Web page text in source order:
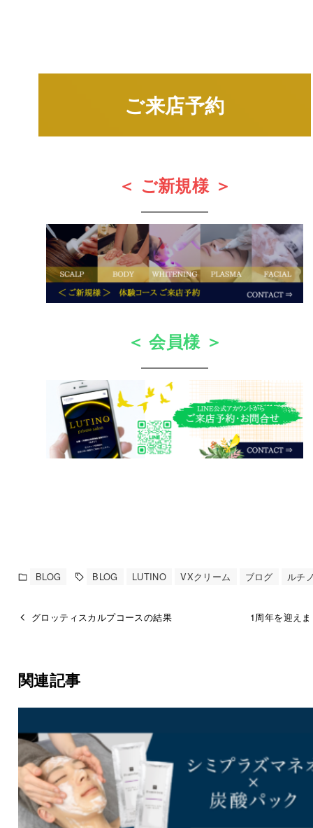
ご来店予約
＜ ご新規様 ＞
＜ 会員様 ＞
BLOG BLOG LUTINO VXクリーム ブログ ルチ
グロッティスカルプコースの結果 1周年を迎え
関連記事